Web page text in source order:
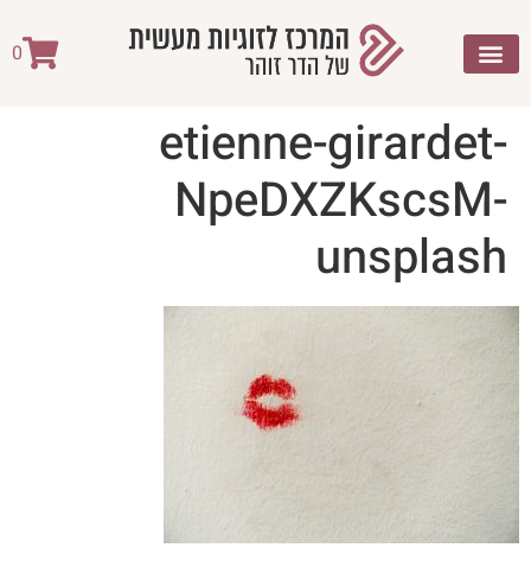
0
etienne-girardet-
NpeDXZKscsM-
unsplash